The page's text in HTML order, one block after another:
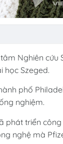
Nghiên cứu
học Szeged.
phố
nghiệm.
phát triển
nghệ mà